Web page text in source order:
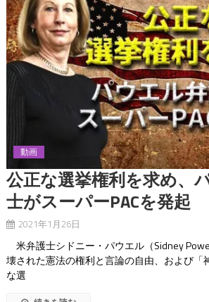
動画
公正な選挙権利を求め、
士がスーパーPACを発起
2021年1月26日
米弁護士シドニー・パウエル（Sidney
壊された憲法の権利と言論の自由、および「
な選